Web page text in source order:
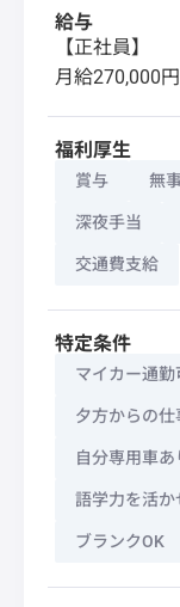
給与
【正社員】
月給270,000
福利厚生
賞与 無
深夜手当
交通費支給
特定条件
マイカー通勤
夕方からの仕
自分専用車あ
語学力を活か
ブランクOK